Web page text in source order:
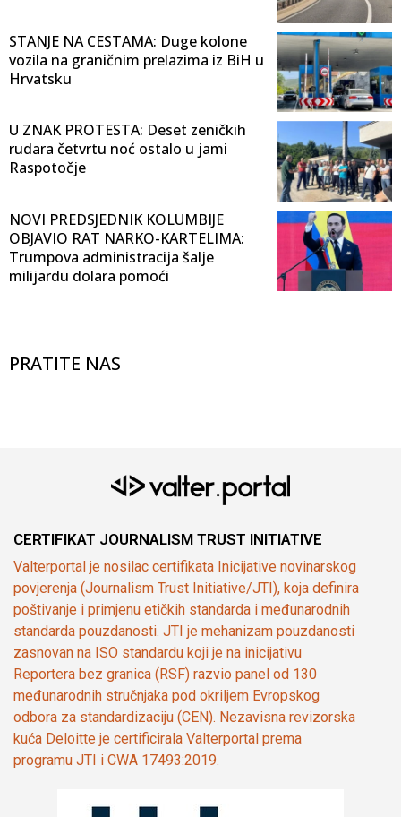
STANJE NA CESTAMA: Duge kolone
vozila na graničnim prelazima iz BiH u
Hrvatsku
U ZNAK PROTESTA: Deset zeničkih
rudara četvrtu noć ostalo u jami
Raspotočje
NOVI PREDSJEDNIK KOLUMBIJE
OBJAVIO RAT NARKO-KARTELIMA:
Trumpova administracija šalje
milijardu dolara pomoći
PRATITE NAS
CERTIFIKAT JOURNALISM TRUST INITIATIVE
Valterportal je nosilac certifikata Inicijative novinarskog
povjerenja (Journalism Trust Initiative/JTI), koja definira
poštivanje i primjenu etičkih standarda i međunarodnih
standarda pouzdanosti. JTI je mehanizam pouzdanosti
zasnovan na ISO standardu koji je na inicijativu
Reportera bez granica (RSF) razvio panel od 130
međunarodnih stručnjaka pod okriljem Evropskog
odbora za standardizaciju (CEN). Nezavisna revizorska
kuća Deloitte je certificirala Valterportal prema
programu JTI i CWA 17493:2019.